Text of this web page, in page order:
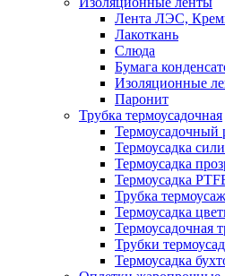
Лента ЛЭС,
Лакоткань
Слюда
Бумага
Изоляционные
Паронит
Трубка термоусадочная
Термоусадочный
Термоусадка
Термоусадка
Термоусадка
Трубка
Термоусадка
Термоусадочная
Трубки
Термоусадка